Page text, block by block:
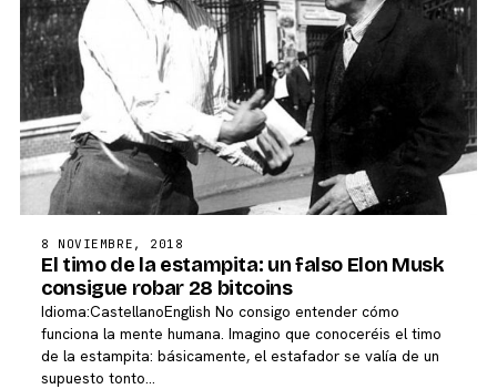
8 NOVIEMBRE, 2018
El timo de la estampita: un falso Elon Musk
consigue robar 28 bitcoins
Idioma:CastellanoEnglish No consigo entender cómo
funciona la mente humana. Imagino que conoceréis el timo
de la estampita: básicamente, el estafador se valía de un
supuesto tonto…